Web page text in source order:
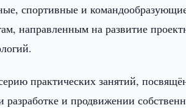
спортивные и
направленным на развитие
практических занятий,
разработке и продвижении